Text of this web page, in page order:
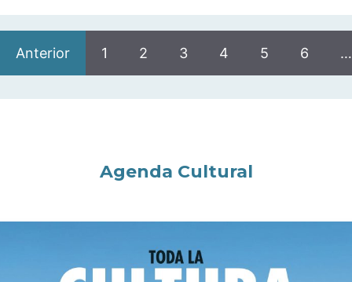
Anterior 1 2 3 4 5 6 …
Agenda Cultural